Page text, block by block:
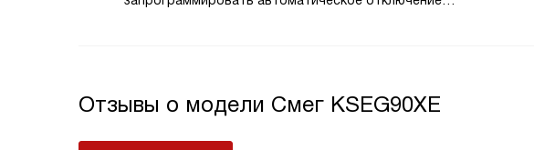
Отзывы о модели Смег KSEG90XE